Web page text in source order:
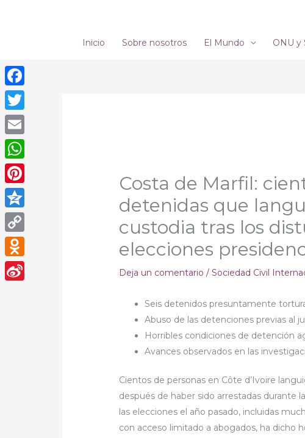
Inicio Sobre nosotros El Mundo ONU y
Costa de Marfil:
detenidas que
custodia tras los
elecciones
Deja un comentario /Sociedad Civil
Seis detenidos presuntamente
Abuso de las detenciones previas al
Horribles condiciones de detención
Avances observados en las
Cientos de personas en Côte d’Ivoire
después de haber sido arrestadas durante
las elecciones el año pasado, incluidas
con acceso limitado a abogados, ha dicho
Facebook
Twitter
Email
WhatsApp
Pinterest
Qzone
Copy
Link
Odnoklassniki